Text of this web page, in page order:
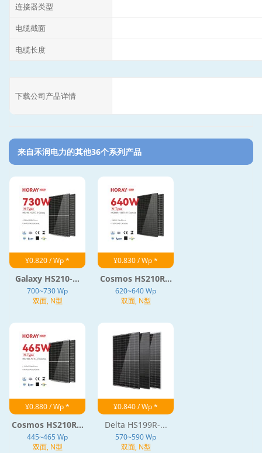
连接器类型
电缆截面
电缆长度
下载公司产品详情
来自禾润电力的其他36个系列产品‎
¥0.820 / Wp *
Galaxy HS210-...
700~730 Wp
双面, N型
¥0.830 / Wp *
Cosmos HS210R...
620~640 Wp
双面, N型
¥0.880 / Wp *
Cosmos HS210R...
445~465 Wp
双面, N型
¥0.840 / Wp *
Delta HS199R-...
570~590 Wp
双面, N型